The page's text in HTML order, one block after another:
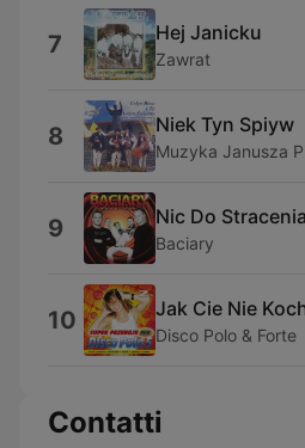
7 Hej Janicku
Zawrat
8 Niek Tyn Spiyw
Muzyka Janusza
9 Nic Do Stracenia
Baciary
10 Jak Cie Nie
Disco Polo & Forte
Contatti